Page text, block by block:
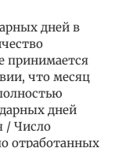
дней в
принимается
что месяц
дней
/ Число
отработанных